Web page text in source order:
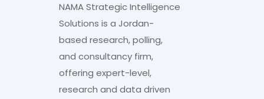
NAMA Strategic Intelligence
Solutions is a Jordan-
based research, polling,
and consultancy firm,
offering expert-level,
research and data driven